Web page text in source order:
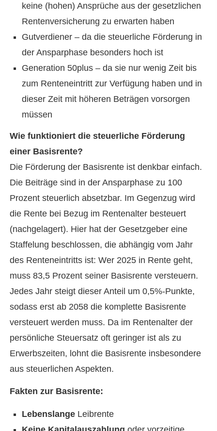
keine (hohen) Ansprüche aus der gesetzlichen
Rentenversicherung zu erwarten haben
Gutverdiener – da die steuerliche Förderung in
der Ansparphase besonders hoch ist
Generation 50plus – da sie nur wenig Zeit bis
zum Renteneintritt zur Verfügung haben und in
dieser Zeit mit höheren Beträgen vorsorgen
müssen
Wie funktioniert die steuerliche Förderung
einer Basisrente?
Die Förderung der Basisrente ist denkbar einfach.
Die Beiträge sind in der Ansparphase zu 100
Prozent steuerlich absetzbar. Im Gegenzug wird
die Rente bei Bezug im Rentenalter besteuert
(nachgelagert). Hier hat der Gesetzgeber eine
Staffelung beschlossen, die abhängig vom Jahr
des Renteneintritts ist: Wer 2025 in Rente geht,
muss 83,5 Prozent seiner Basisrente versteuern.
Jedes Jahr steigt dieser Anteil um 0,5%-Punkte,
sodass erst ab 2058 die komplette Basisrente
versteuert werden muss. Da im Rentenalter der
persönliche Steuersatz oft geringer ist als zu
Erwerbszeiten, lohnt die Basisrente insbesondere
aus steuerlichen Aspekten.
Fakten zur Basisrente:
Lebenslange Leibrente